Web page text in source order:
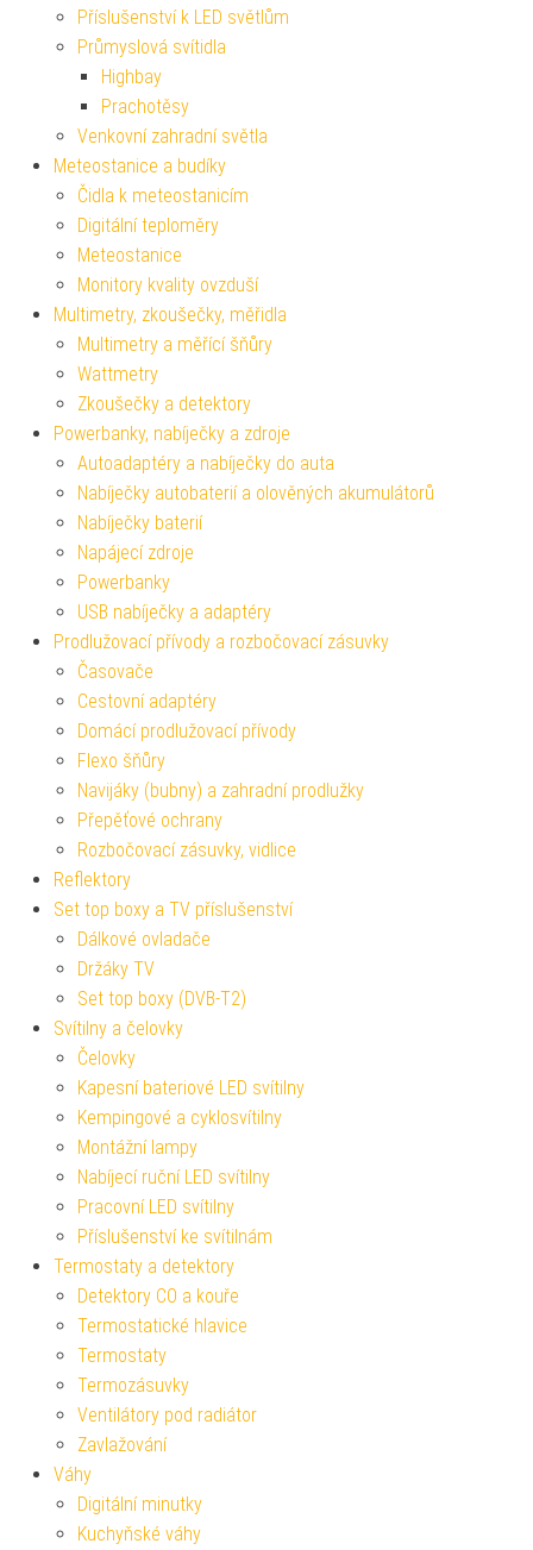
Příslušenství k LED světlům
Průmyslová svítidla
Highbay
Prachotěsy
Venkovní zahradní světla
Meteostanice a budíky
Čidla k meteostanicím
Digitální teploměry
Meteostanice
Monitory kvality ovzduší
Multimetry, zkoušečky, měřidla
Multimetry a měřící šňůry
Wattmetry
Zkoušečky a detektory
Powerbanky, nabíječky a zdroje
Autoadaptéry a nabíječky do auta
Nabíječky autobaterií a olověných akumulátorů
Nabíječky baterií
Napájecí zdroje
Powerbanky
USB nabíječky a adaptéry
Prodlužovací přívody a rozbočovací zásuvky
Časovače
Cestovní adaptéry
Domácí prodlužovací přívody
Flexo šňůry
Navijáky (bubny) a zahradní prodlužky
Přepěťové ochrany
Rozbočovací zásuvky, vidlice
Reflektory
Set top boxy a TV příslušenství
Dálkové ovladače
Držáky TV
Set top boxy (DVB-T2)
Svítilny a čelovky
Čelovky
Kapesní bateriové LED svítilny
Kempingové a cyklosvítilny
Montážní lampy
Nabíjecí ruční LED svítilny
Pracovní LED svítilny
Příslušenství ke svítilnám
Termostaty a detektory
Detektory CO a kouře
Termostatické hlavice
Termostaty
Termozásuvky
Ventilátory pod radiátor
Zavlažování
Váhy
Digitální minutky
Kuchyňské váhy